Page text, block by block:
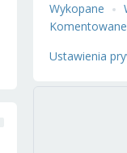
Wykopane
Komentowane
Ustawienia